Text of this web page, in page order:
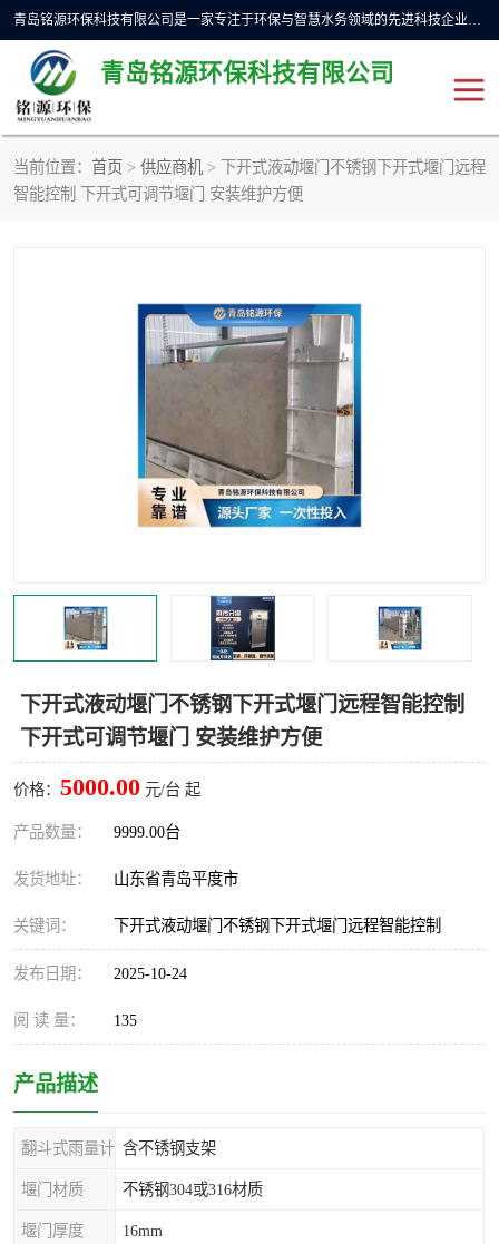
青岛铭源环保科技有限公司是一家专注于环保与智慧水务领域的先进科技企业，公司专注于云智能一体化预制泵站、水务循环利用、海绵城市、云智慧水务开发及新型环保技术研发等领域。铭源环保以为客户提供优质产品、专业技术服务为己任。为客户提供量身定制方案，提供多种配置方案满足实际使用要求。严控供货周期，并提供高标准后期维护。以环保为己任，视质量如生命，以技术做先导，靠诚信赢客户。
青岛铭源环保科技有限公司
当前位置： 首页 > 供应商机 > 下开式液动堰门不锈钢下开式堰门远程
智能控制 下开式可调节堰门 安装维护方便
下开式液动堰门不锈钢下开式堰门远程智能控制
下开式可调节堰门 安装维护方便
价格： 5000.00 元/台 起
产品数量： 9999.00台
发货地址： 山东省青岛平度市
关键词： 下开式液动堰门不锈钢下开式堰门远程智能控制
发布日期： 2025-10-24
阅 读 量： 135
产品描述
翻斗式雨量计 含不锈钢支架
堰门材质 不锈钢304或316材质
堰门厚度 16mm
一体化HMPP泵站 气动柔性截污装置
液动限流闸门
加压泵房/灌溉泵房 一体化预制泵站
真空冲洗装置
雨水收集回用装置 门式冲洗装置
智能一体化灌溉泵房 一体化污水处理泵房
一体化泵闸
真空冲洗设备 翻转式堰门
水平自清洗格栅